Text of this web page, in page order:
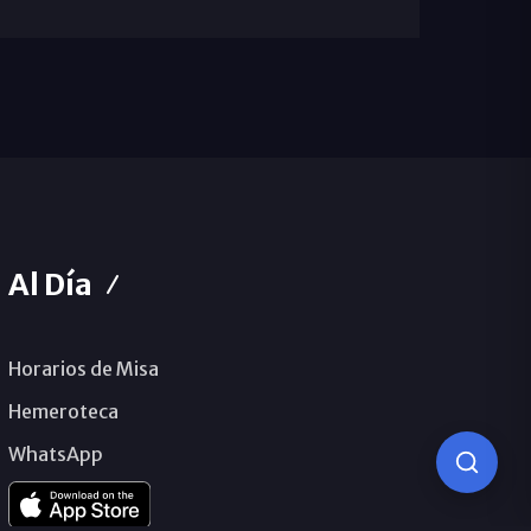
Al Día
Horarios de Misa
Hemeroteca
WhatsApp